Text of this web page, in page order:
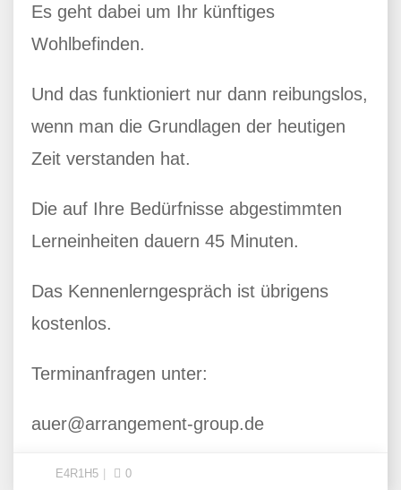
Es geht dabei um Ihr künftiges
Wohlbefinden.
Und das funktioniert nur dann reibungslos,
wenn man die Grundlagen der heutigen
Zeit verstanden hat.
Die auf Ihre Bedürfnisse abgestimmten
Lerneinheiten dauern 45 Minuten.
Das Kennenlerngespräch ist übrigens
kostenlos.
Terminanfragen unter:
auer@arrangement-group.de
E4R1H5 0